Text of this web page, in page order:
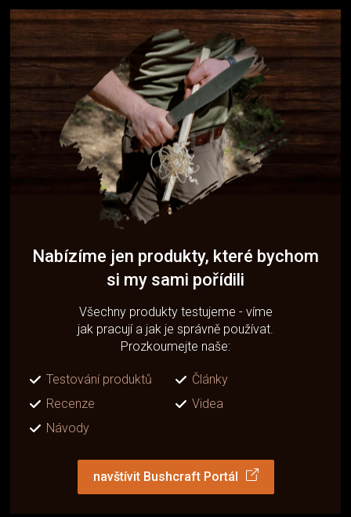
Nabízíme jen produkty, které bychom
si my sami pořídili
Všechny produkty testujeme - víme
jak pracují a jak je správně používat.
Prozkoumejte naše:
Testování produktů
Články
Recenze
Videa
Návody
navštívit Bushcraft Portál